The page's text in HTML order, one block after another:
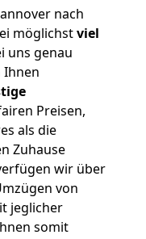
nach
möglichstviel
uns genau
Ihnen
Preisen,
als die
Zuhause
wir über
von
jeglicher
somit